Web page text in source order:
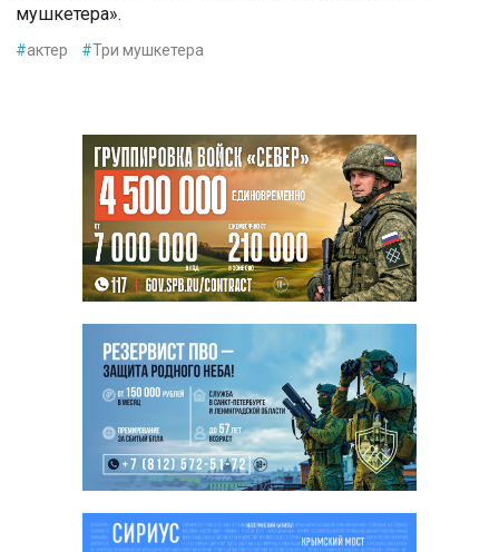
мушкетера».
#актер #Три мушкетера